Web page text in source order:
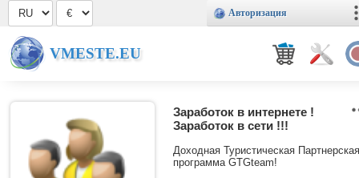
Авторизация
VMESTE.EU
Заработок в интернете !
Заработок в сети !!!
Доходная Туристическая Партнерская
программа GTGteam!